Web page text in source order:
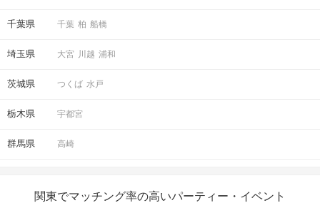
マッチングした方同士お話できるように
アクセス
千葉県 千葉 柏 船橋
埼玉県 大宮 川越 浦和
茨城県 つくば 水戸
栃木県 宇都宮
群馬県 高崎
関東でマッチング率の高いパーティー・イベント